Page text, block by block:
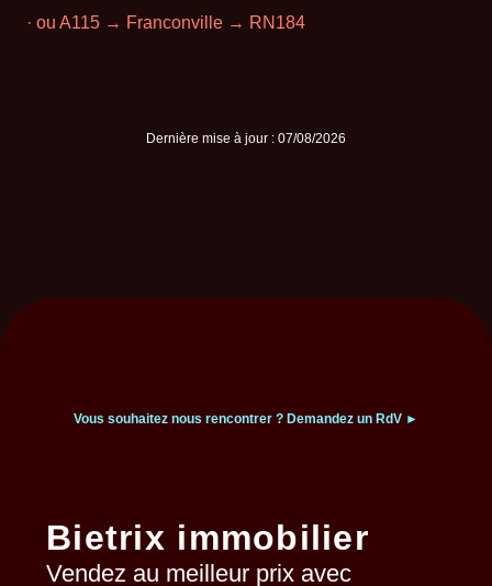
· ou A115 → Franconville → RN184
Dernière mise à jour : 07/08/2026
Vous souhaitez nous rencontrer ? Demandez un RdV ►
Bietrix immobilier
Vendez au meilleur prix avec